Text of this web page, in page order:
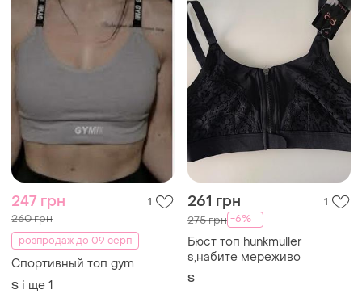
247 грн 1
260 грн
розпродаж до 09 серп
Спортивный топ gym
S і ще 1
261 грн 1
275 грн -6%
Бюст топ hunkmuller
s,набите мереживо
S